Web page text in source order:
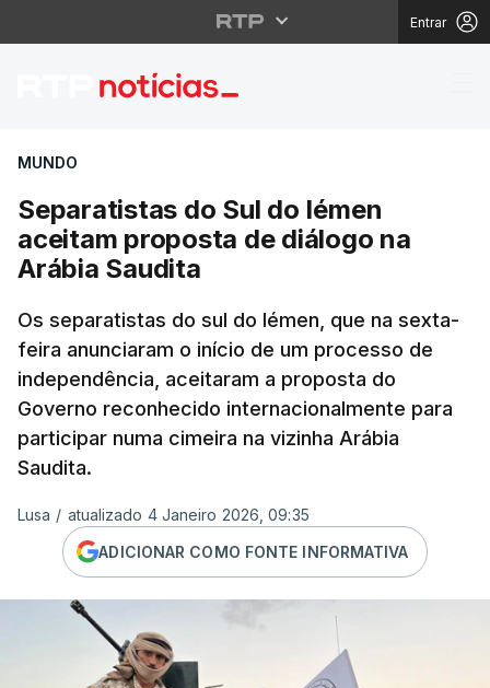
Entrar
Separatistas do Sul
MUNDO
Separatistas do Sul do Iémen
aceitam proposta de diálogo na
Arábia Saudita
Os separatistas do sul do Iémen, que na sexta-
feira anunciaram o início de um processo de
independência, aceitaram a proposta do
Governo reconhecido internacionalmente para
participar numa cimeira na vizinha Arábia
Saudita.
Lusa / atualizado 4 Janeiro 2026, 09:35
ADICIONAR COMO FONTE INFORMATIVA